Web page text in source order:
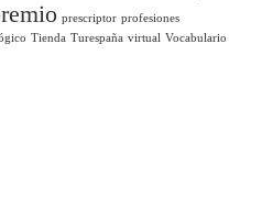
prescriptor profesiones
Tienda Turespaña virtual Vocabulario